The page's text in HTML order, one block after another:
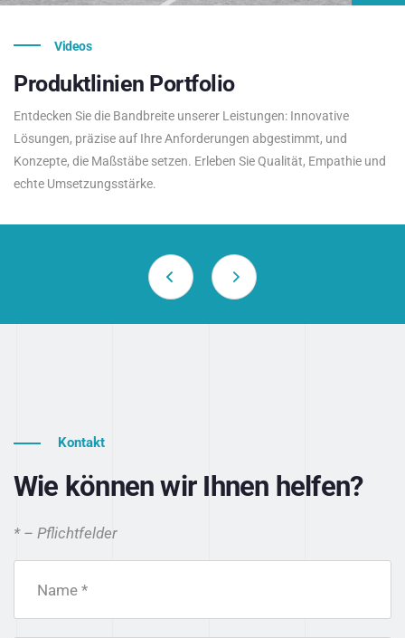
Videos
Produktlinien Portfolio
Entdecken Sie die Bandbreite unserer Leistungen: Innovative
Lösungen, präzise auf Ihre Anforderungen abgestimmt, und
Konzepte, die Maßstäbe setzen. Erleben Sie Qualität, Empathie und
echte Umsetzungsstärke.
Kontakt
Wie können wir Ihnen helfen?
* – Pflichtfelder
Name *